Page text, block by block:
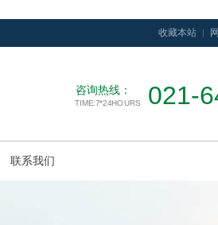
收藏本站
咨询热线：
TIME:7*24HOURS 021-
联系我们